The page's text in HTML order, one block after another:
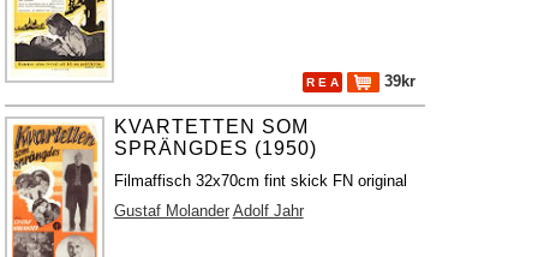
R E A 39kr
KVARTETTEN SOM
SPRÄNGDES (1950)
Filmaffisch 32x70cm fint skick FN original
Gustaf Molander Adolf Jahr